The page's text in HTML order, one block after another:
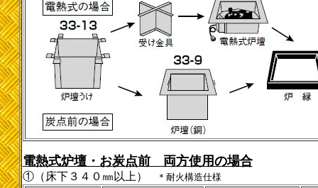
電熱式炉壇・お炭点前 両方使用の場合
①（床下３４０㎜以上） ＊耐火構造仕様